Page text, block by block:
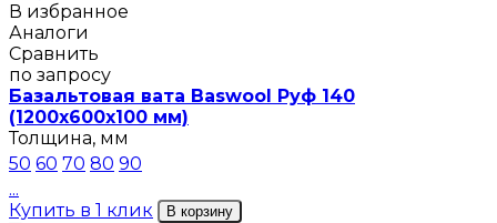
В избранное
Аналоги
Сравнить
по запросу
Базальтовая вата Baswool Руф 140
(1200х600х100 мм)
Толщина, мм
50 60 70 80 90
...
Купить в 1 клик
В корзину